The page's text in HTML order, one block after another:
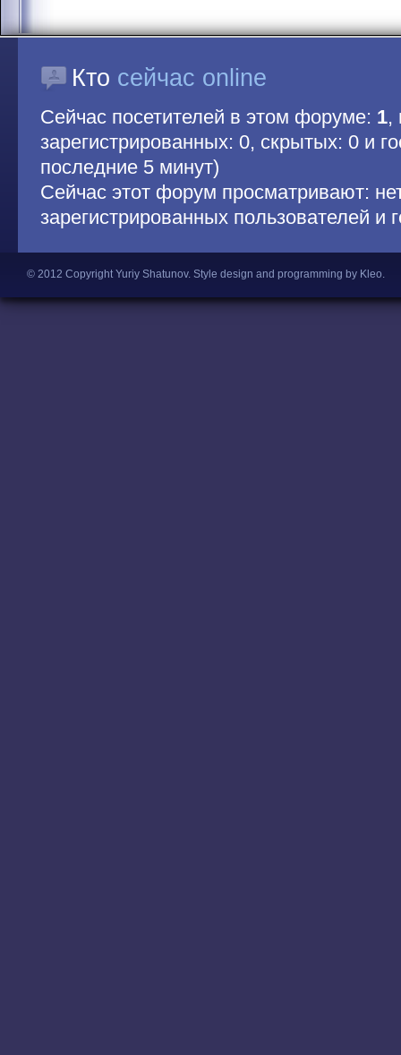
Кто сейчас online
Сейчас посетителей в этом форуме: 1,
зарегистрированных: 0, скрытых: 0 и
последние 5 минут)
Сейчас этот форум просматривают:
зарегистрированных пользователей и
© 2012 Copyright Yuriy Shatunov. Style design and programming by Kleo.